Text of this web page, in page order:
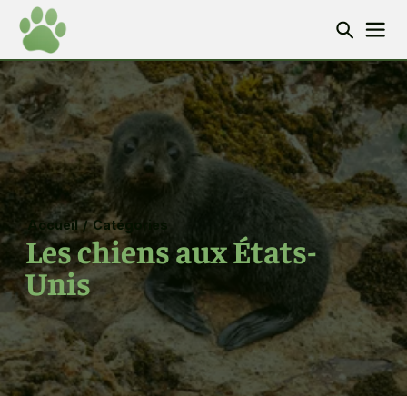
Accueil / Catégories
Les chiens aux États-
Unis